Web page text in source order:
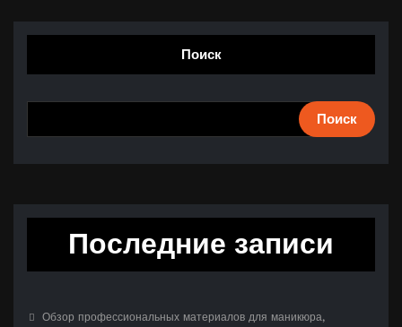
Поиск
Поиск
Последние записи
Обзор профессиональных материалов для маникюра,